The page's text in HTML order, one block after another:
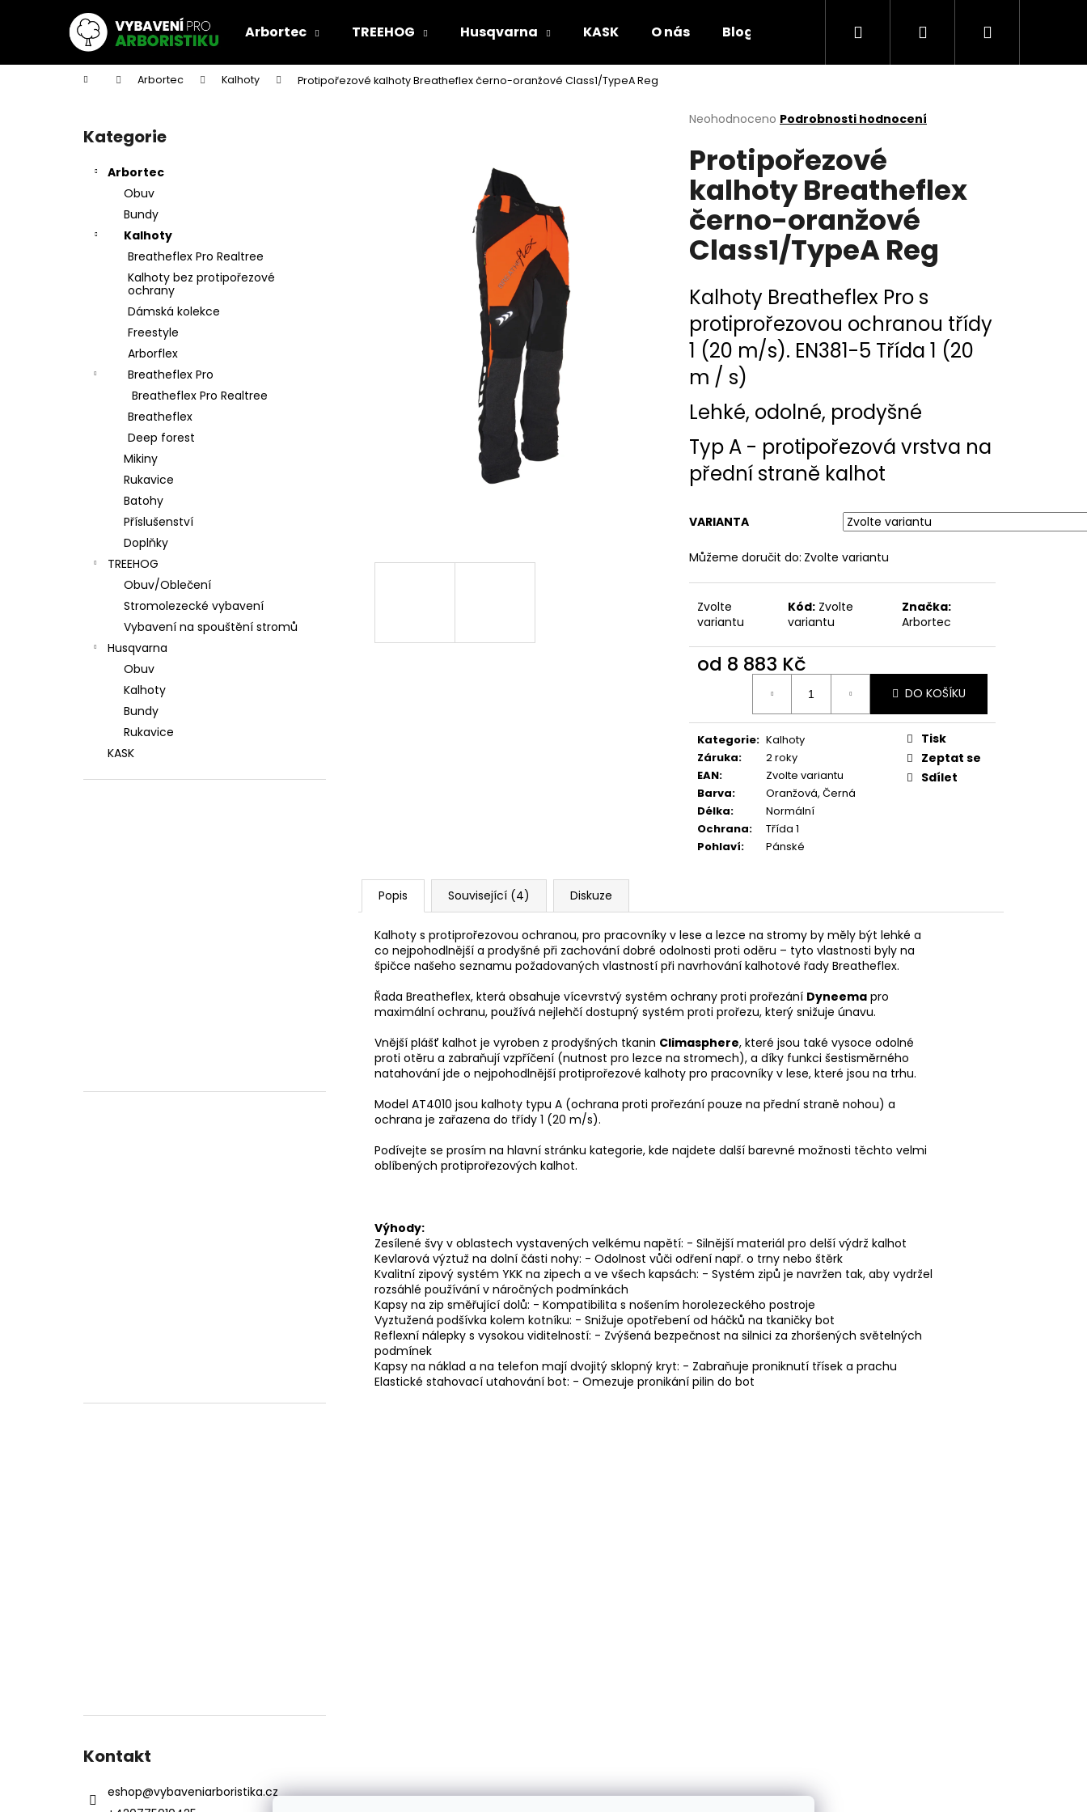
Arbortec TREEHOG Husqvarna KASK O nás Blog Obchodní podmínky Kontakty
Hledat PřihlášeníNákupní
Domů Arbortec Kalhoty Protipořezové kalhoty Breatheflex černo-oranžové Class1/TypeA Reg
Přeskočit
kategorie
Kategorie
Arbortec
Obuv
Bundy
Kalhoty
Breatheflex Pro Realtree
Kalhoty bez protipořezové
ochrany
Dámská kolekce
Freestyle
Arborflex
Breatheflex Pro
Breatheflex Pro Realtree
Breatheflex
Deep forest
Mikiny
Rukavice
Batohy
Příslušenství
Doplňky
TREEHOG
Obuv/Oblečení
Stromolezecké vybavení
Vybavení na spouštění stromů
Husqvarna
Obuv
Kalhoty
Bundy
Rukavice
KASK
Kontakt
eshop@vybaveniarboristika.cz
Průměrné
produktu
je
0,0
5
hvězdiček.
Neohodnoceno Podrobnosti hodnocení
Protipořezové
kalhoty Breatheflex
černo-oranžové
Class1/TypeA Reg
Kalhoty Breatheflex Pro s
protiprořezovou ochranou třídy
1 (20 m/s). EN381-5 Třída 1 (20
m / s)
Lehké, odolné, prodyšné
Typ A - protipořezová vrstva na
přední straně kalhot
VARIANTA
Můžeme doručit do: Zvolte variantu
Zvolte
variantu
Kód: Zvolte
variantu
Značka:
Arbortec
od 8 883 Kč
DO KOŠÍKU
Kategorie: Kalhoty
Záruka:
2 roky
EAN:
Zvolte variantu
Barva:
Oranžová, Černá
Délka:
Normální
Ochrana:
Třída 1
Pohlaví: Pánské
Tisk
Zeptat se
Sdílet
Popis Související (4) Diskuze
Kalhoty s protiprořezovou ochranou, pro pracovníky v lese a lezce na stromy by měly být lehké a
co nejpohodlnější a prodyšné při zachování dobré odolnosti proti oděru – tyto vlastnosti byly na
špičce našeho seznamu požadovaných vlastností při navrhování kalhotové řady Breatheflex.
Řada Breatheflex, která obsahuje vícevrstvý systém ochrany proti prořezání Dyneema pro
maximální ochranu, používá nejlehčí dostupný systém proti prořezu, který snižuje únavu.
Vnější plášť kalhot je vyroben z prodyšných tkanin Climasphere, které jsou také vysoce odolné
proti otěru a zabraňují vzpříčení (nutnost pro lezce na stromech), a díky funkci šestisměrného
natahování jde o nejpohodlnější protiprořezové kalhoty pro pracovníky v lese, které jsou na trhu.
Model AT4010 jsou kalhoty typu A (ochrana proti prořezání pouze na přední straně nohou) a
ochrana je zařazena do třídy 1 (20 m/s).
Podívejte se prosím na hlavní stránku kategorie, kde najdete další barevné možnosti těchto velmi
oblíbených protiprořezových kalhot.
Výhody:
Zesílené švy v oblastech vystavených velkému napětí: - Silnější materiál pro delší výdrž kalhot
Kevlarová výztuž na dolní části nohy: - Odolnost vůči odření např. o trny nebo štěrk
Kvalitní zipový systém YKK na zipech a ve všech kapsách: - Systém zipů je navržen tak, aby vydržel
rozsáhlé používání v náročných podmínkách
Kapsy na zip směřující dolů: - Kompatibilita s nošením horolezeckého postroje
Vyztužená podšívka kolem kotníku: - Snižuje opotřebení od háčků na tkaničky bot
Reflexní nálepky s vysokou viditelností: - Zvýšená bezpečnost na silnici za zhoršených světelných
podmínek
Kapsy na náklad a na telefon mají dvojitý sklopný kryt: - Zabraňuje proniknutí třísek a prachu
Elastické stahovací utahování bot: - Omezuje pronikání pilin do bot
í
Zpět
do
Zpět
do
Co potřebujete najít?
Doporučujeme